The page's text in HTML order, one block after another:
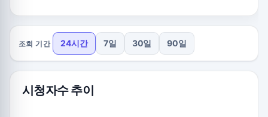
조회 기간 24시간 7일 30일 90일
시청자수 추이